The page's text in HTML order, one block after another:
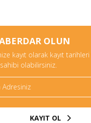
OLUN
kayıt olarak kayıt
olabilirsiniz.
KAYIT OL